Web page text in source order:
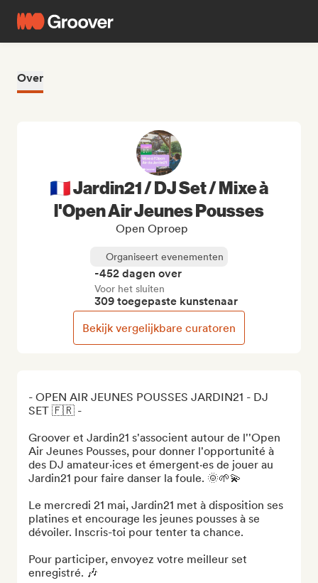
Over
- OPEN AIR JEUNES POUSSES JARDIN21 - DJ
SET 🇫🇷 -
Groover et Jardin21 s'associent autour de l''Open
Air Jeunes Pousses, pour donner l'opportunité à
des DJ amateur·ices et émergent·es de jouer au
Jardin21 pour faire danser la foule. 🌞🌱💫
Le mercredi 21 mai, Jardin21 met à disposition ses
platines et encourage les jeunes pousses à se
dévoiler. Inscris-toi pour tenter ta chance.
Pour participer, envoyez votre meilleur set
enregistré. 🎶
🇫🇷 Jardin21 / DJ Set / Mixe à
l'Open Air Jeunes Pousses
Open Oproep
Organiseert evenementen
-452 dagen over
Voor het sluiten
309 toegepaste kunstenaar
Bekijk vergelijkbare curatoren